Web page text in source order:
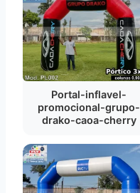
Portal-inflavel-
promocional-grupo-
drako-caoa-cherry